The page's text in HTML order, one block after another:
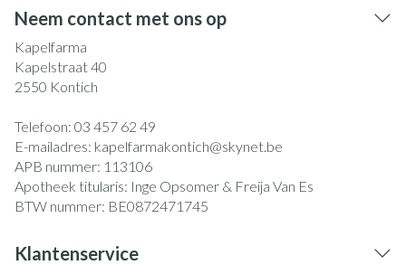
Neem contact met ons op
Kapelfarma
Kapelstraat 40
2550 Kontich
Telefoon: 03 457 62 49
E-mailadres: kapelfarmakontich@skynet.be
APB nummer: 113106
Apotheek titularis: Inge Opsomer & Freija Van Es
BTW nummer: BE0872471745
Klantenservice